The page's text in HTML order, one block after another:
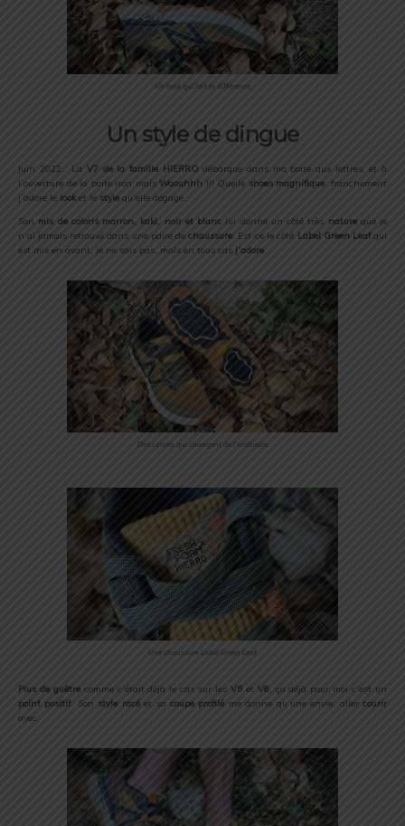
Un look qui fait la différence
Un style de dingue
Juin 2022… La V7 de la famille HIERRO débarque dans ma boite aux lettres, et à
l’ouverture de la boite non maisWaouhhh !!! Quelle shoes magnifique, franchement
j’adore le looket le style qu’elle dégage.
Son mix de coloris marron, kaki, noir et blanc lui donne un côté très natureque je
n’ai jamais retrouvé dans une paire de chaussure . Est-ce le côté Label Green Leafqui
est mis en avant, je ne sais pas, mais en tous cas j’adore.
Des coloris qui changent de l’ordinaire
Une chaussure Label Green Leaf
Plus de guêtrecomme c’était déjà le cas sur les V5et V6, ça déjà pour moi c’est un
point positif. Son style racéet sacoupe profilé me donne qu’une envie, allercourir
avec.